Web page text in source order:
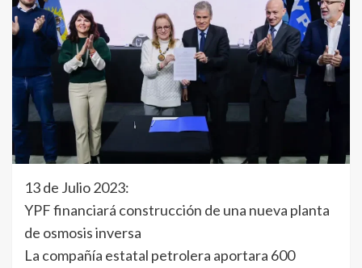
13 de Julio 2023:
YPF financiará construcción de una nueva planta
de osmosis inversa
La compañía estatal petrolera aportara 600